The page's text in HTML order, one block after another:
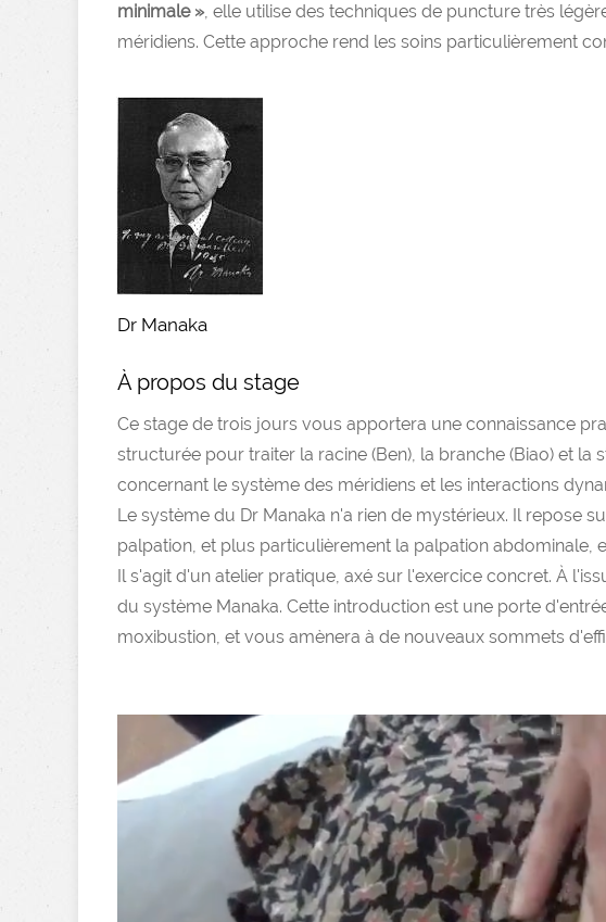
minimale », elle utilise des techniques de puncture très
méridiens. Cette approche rend les soins particulièrement
Dr Manaka
À propos du stage
Ce stage de trois jours vous apportera une connaissance
structurée pour traiter la racine (Ben), la branche (Biao) et
concernant le système des méridiens et les interactions
Le système du Dr Manaka n'a rien de mystérieux. Il repose
palpation, et plus particulièrement la palpation abdominale,
Il s'agit d'un atelier pratique, axé sur l'exercice concret. À
du système Manaka. Cette introduction est une porte
moxibustion, et vous amènera à de nouveaux sommets